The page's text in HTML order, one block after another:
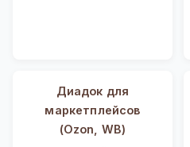
Диадок для
маркетплейсов
(Ozon, WB)